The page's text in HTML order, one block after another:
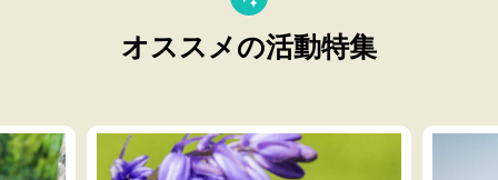
オススメの活動特集